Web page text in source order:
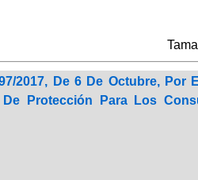
2017, De 6 De Octubre, Por
Protección Para Los